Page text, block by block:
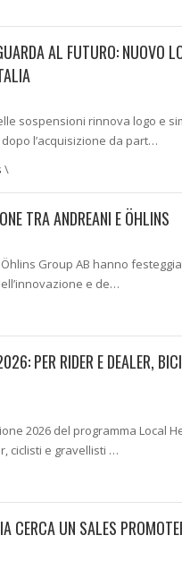
AL FUTURO: NUOVO
sospensioni rinnova logo e
l’acquisizione da part…
\
TRA ANDREANI E ÖHLINS
Group AB hanno
e de…
PER RIDER E DEALER,
2026 del programma Local
ciclisti e gravellisti …
CERCA UN SALES